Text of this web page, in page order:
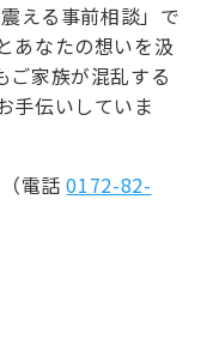
える事前相談」で
あなたの想いを汲
ご家族が混乱する
手伝いしていま
電話0172-82-